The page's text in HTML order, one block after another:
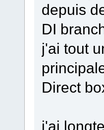
depuis
DI
j'ai tout
Direct
j'ai